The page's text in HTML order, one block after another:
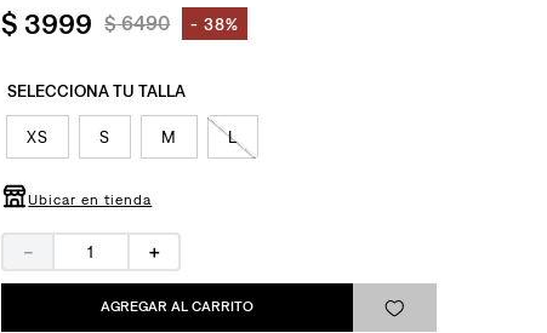
$ 3999 $ 6490 38%
XS S M L
Ubicar en tienda
＋
－
AGREGAR AL CARRITO